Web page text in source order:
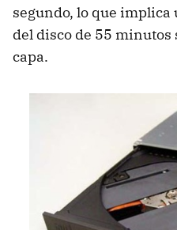
segundo, lo que
del disco de 55 minutos
capa.